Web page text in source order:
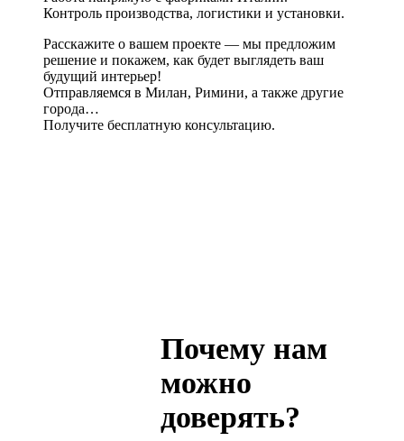
Контроль производства, логистики и установки.
Расскажите о вашем проекте — мы предложим
решение и покажем, как будет выглядеть ваш
будущий интерьер!
Отправляемся в Милан, Римини, а также другие
города…
Получите бесплатную консультацию.
Почему нам
можно
доверять?